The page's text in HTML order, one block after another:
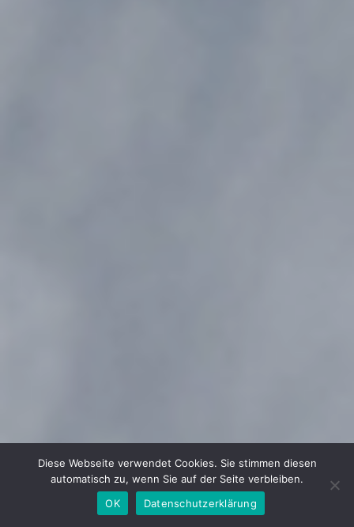
Diese Webseite verwendet Cookies. Sie stimmen diesen
automatisch zu, wenn Sie auf der Seite verbleiben.
OK
Datenschutzerklärung